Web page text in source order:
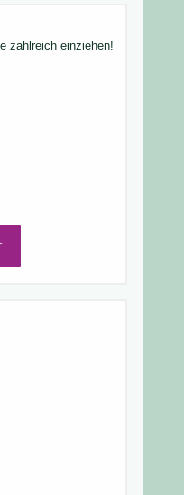
zahlreich einziehen!